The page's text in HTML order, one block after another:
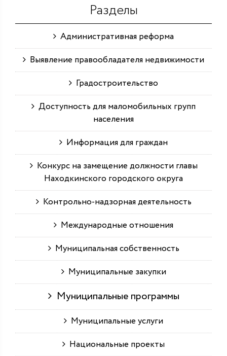
Разделы
Административная реформа
Выявление правообладателя недвижимости
Градостроительство
Доступность для маломобильных групп
населения
Информация для граждан
Конкурс на замещение должности главы
Находкинского городского округа
Контрольно-надзорная деятельность
Международные отношения
Муниципальная собственность
Муниципальные закупки
Муниципальные программы
Муниципальные услуги
Национальные проекты